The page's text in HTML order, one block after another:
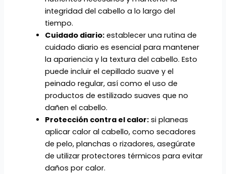
integridad del cabello a lo largo del
tiempo.
Cuidado diario:establecer una rutina de
cuidado diario es esencial para mantener
la apariencia y la textura del cabello. Esto
puede incluir el cepillado suave y el
peinado regular, así como el uso de
productos de estilizado suaves que no
dañen el cabello.
Protección contra el calor:si planeas
aplicar calor al cabello, como secadores
de pelo, planchas o rizadores, asegúrate
de utilizar protectores térmicos para evitar
daños por calor.